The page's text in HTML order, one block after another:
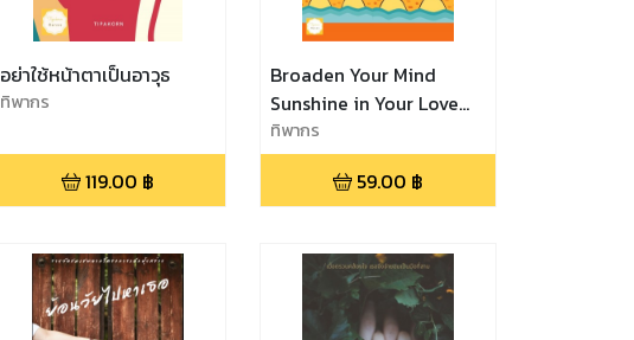
อย่าใช้หน้าตาเป็นอาวุธ
ทิพากร
119.00 ฿
Broaden Your Mind
Sunshine in Your Love
ตะวันในใจฉัน
ทิพากร
59.00 ฿